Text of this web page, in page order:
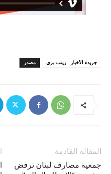
مصدر جريدة الأخبار - زينب بزي
المقالة القادمة
جمعية مصارف لبنان ترفض